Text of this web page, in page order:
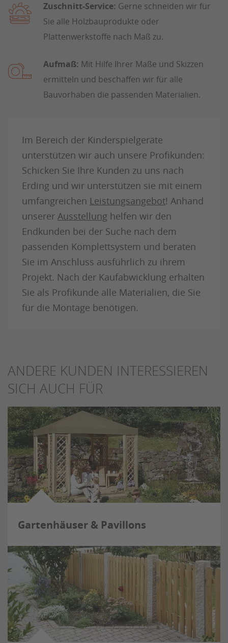
Zuschnitt-Service: Gerne schneiden wir für
Sie alle Holzbauprodukte oder
Plattenwerkstoffe nach Maß zu.
Aufmaß: Mit Hilfe Ihrer Maße und Skizzen
ermitteln und beschaffen wir für alle
Bauvorhaben die passenden Materialien.
Im Bereich der Kinderspielgeräte
unterstützen wir auch unsere Profikunden:
Schicken Sie Ihre Kunden zu uns nach
Erding und wir unterstützen sie mit einem
umfangreichen Leistungsangebot! Anhand
unserer Ausstellung helfen wir den
Endkunden bei der Suche nach dem
passenden Komplettsystem und beraten
Sie im Anschluss ausführlich zu ihrem
Projekt. Nach der Kaufabwicklung erhalten
Sie als Profikunde alle Materialien, die Sie
für die Montage benötigen.
ANDERE KUNDEN INTERESSIEREN
SICH AUCH FÜR
Gartenhäuser & Pavillons